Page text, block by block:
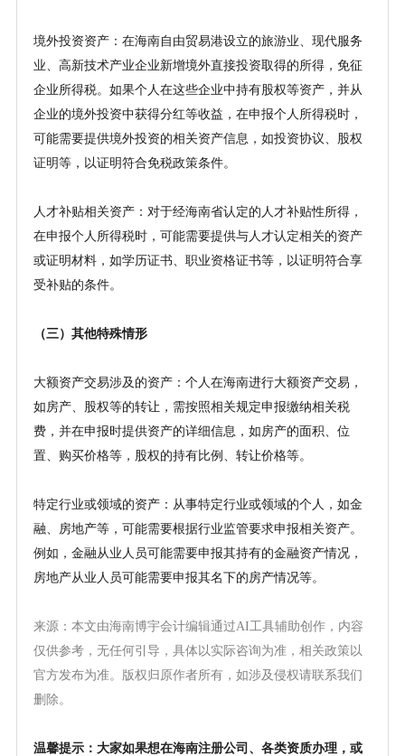
境外投资资产：在海南自由贸易港设立的旅游业、现代服务
业、高新技术产业企业新增境外直接投资取得的所得，免征
企业所得税。如果个人在这些企业中持有股权等资产，并从
企业的境外投资中获得分红等收益，在申报个人所得税时，
可能需要提供境外投资的相关资产信息，如投资协议、股权
证明等，以证明符合免税政策条件。
人才补贴相关资产：对于经海南省认定的人才补贴性所得，
在申报个人所得税时，可能需要提供与人才认定相关的资产
或证明材料，如学历证书、职业资格证书等，以证明符合享
受补贴的条件。
（三）其他特殊情形
大额资产交易涉及的资产：个人在海南进行大额资产交易，
如房产、股权等的转让，需按照相关规定申报缴纳相关税
费，并在申报时提供资产的详细信息，如房产的面积、位
置、购买价格等，股权的持有比例、转让价格等。
特定行业或领域的资产：从事特定行业或领域的个人，如金
融、房地产等，可能需要根据行业监管要求申报相关资产。
例如，金融从业人员可能需要申报其持有的金融资产情况，
房地产从业人员可能需要申报其名下的房产情况等。
来源：本文由海南博宇会计编辑通过AI工具辅助创作，内容
仅供参考，无任何引导，具体以实际咨询为准，相关政策以
官方发布为准。版权归原作者所有，如涉及侵权请联系我们
删除。
温馨提示：大家如果想在海南注册公司、各类资质办理，或